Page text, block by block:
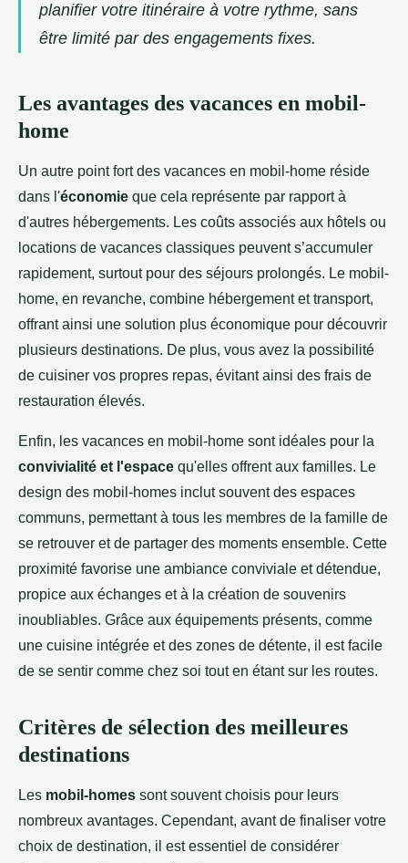
planifier votre itinéraire à votre rythme, sans
être limité par des engagements fixes.
Les avantages des vacances en mobil-
home
Un autre point fort des vacances en mobil-home réside
dans l'économie que cela représente par rapport à
d'autres hébergements. Les coûts associés aux hôtels ou
locations de vacances classiques peuvent s’accumuler
rapidement, surtout pour des séjours prolongés. Le mobil-
home, en revanche, combine hébergement et transport,
offrant ainsi une solution plus économique pour découvrir
plusieurs destinations. De plus, vous avez la possibilité
de cuisiner vos propres repas, évitant ainsi des frais de
restauration élevés.
Enfin, les vacances en mobil-home sont idéales pour la
convivialité et l'espace qu'elles offrent aux familles. Le
design des mobil-homes inclut souvent des espaces
communs, permettant à tous les membres de la famille de
se retrouver et de partager des moments ensemble. Cette
proximité favorise une ambiance conviviale et détendue,
propice aux échanges et à la création de souvenirs
inoubliables. Grâce aux équipements présents, comme
une cuisine intégrée et des zones de détente, il est facile
de se sentir comme chez soi tout en étant sur les routes.
Critères de sélection des meilleures
destinations
Les mobil-homes sont souvent choisis pour leurs
nombreux avantages. Cependant, avant de finaliser votre
choix de destination, il est essentiel de considérer